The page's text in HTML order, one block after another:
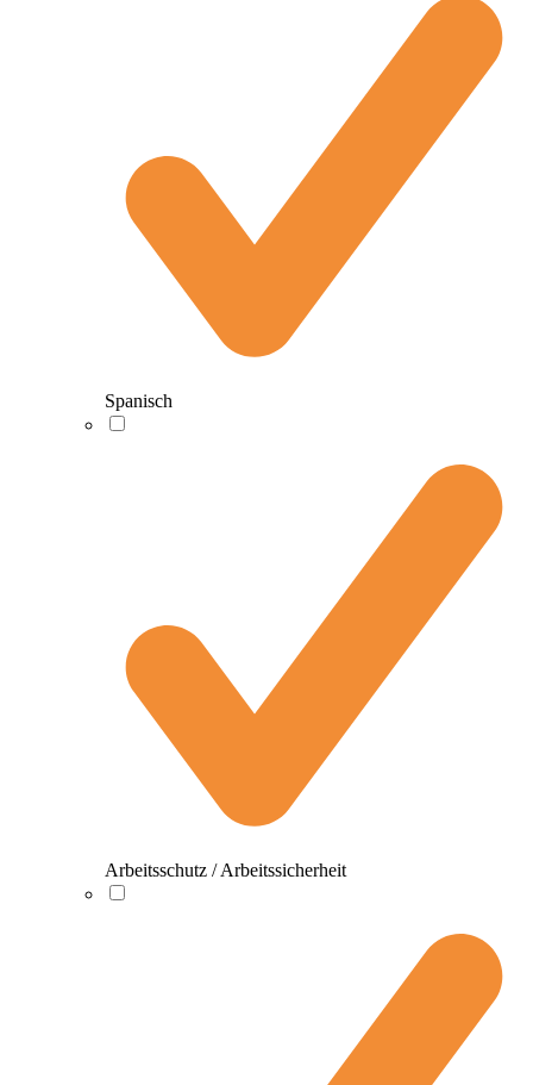
Spanisch
Arbeitsschutz / Arbeitssicherheit